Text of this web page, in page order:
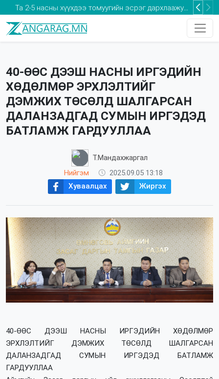
Та 2-5 насны хүүхдээ томуугийн эсрэг дархлаажуулалтад хамруулаарай
40-ӨӨС ДЭЭШ НАСНЫ ИРГЭДИЙН
ХӨДӨЛМӨР ЭРХЛЭЛТИЙГ
ДЭМЖИХ ТӨСӨЛД ШАЛГАРСАН
ДАЛАНЗАДГАД СУМЫН ИРГЭДЭД
БАТЛАМЖ ГАРДУУЛЛАА
Т.Мандахжаргал
Нийгэм
2025.09.05 13:18
Хуваалцах
Жиргэх
40-ӨӨС ДЭЭШ НАСНЫ ИРГЭДИЙН ХӨДӨЛМӨР
ЭРХЛЭЛТИЙГ ДЭМЖИХ ТӨСӨЛД ШАЛГАРСАН
ДАЛАНЗАДГАД СУМЫН ИРГЭДЭД БАТЛАМЖ
ГАРДУУЛЛАА